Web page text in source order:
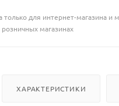
только для интернет-магазина и
магазинах
ХАРАКТЕРИСТИКИ